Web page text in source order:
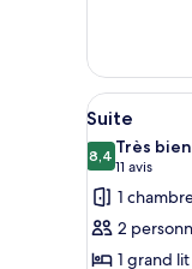
for
One
THE
CLOUD
for
One
Afficher
toutes
les
photos
pour
ce
6
Suite
8,48,4 sur 10
Très bien
11 avis
(11 avis)
1
2
1 grand lit